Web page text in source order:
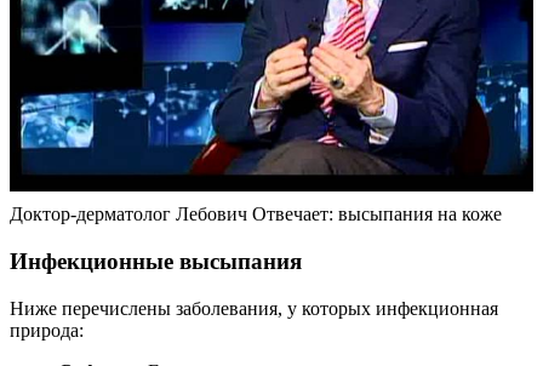
Доктор-дерматолог Лебович Отвечает: высыпания на коже
Инфекционные высыпания
Ниже перечислены заболевания, у которых инфекционная
природа: